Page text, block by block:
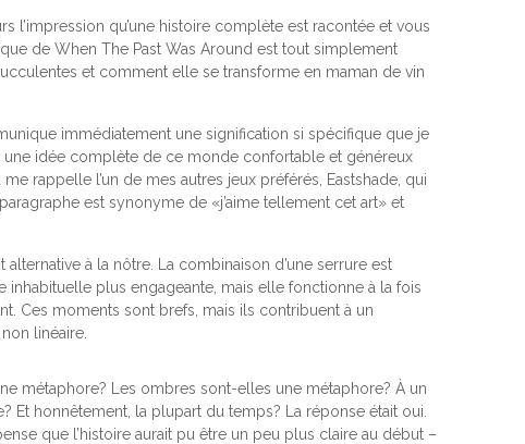
l’impression qu’une histoire complète est racontée et vous
de When The Past Was Around est tout simplement
et comment elle se transforme en maman de vin
immédiatement une signification si spécifique que je
une idée complète de ce monde confortable et généreux
rappelle l’un de mes autres jeux préférés, Eastshade, qui
est synonyme de «j’aime tellement cet art» et
à la nôtre. La combinaison d’une serrure est
inhabituelle plus engageante, mais elle fonctionne à la fois
Ces moments sont brefs, mais ils contribuent à un
linéaire.
métaphore? Les ombres sont-elles une métaphore? À un
Et honnêtement, la plupart du temps? La réponse était oui.
que l’histoire aurait pu être un peu plus claire au début –